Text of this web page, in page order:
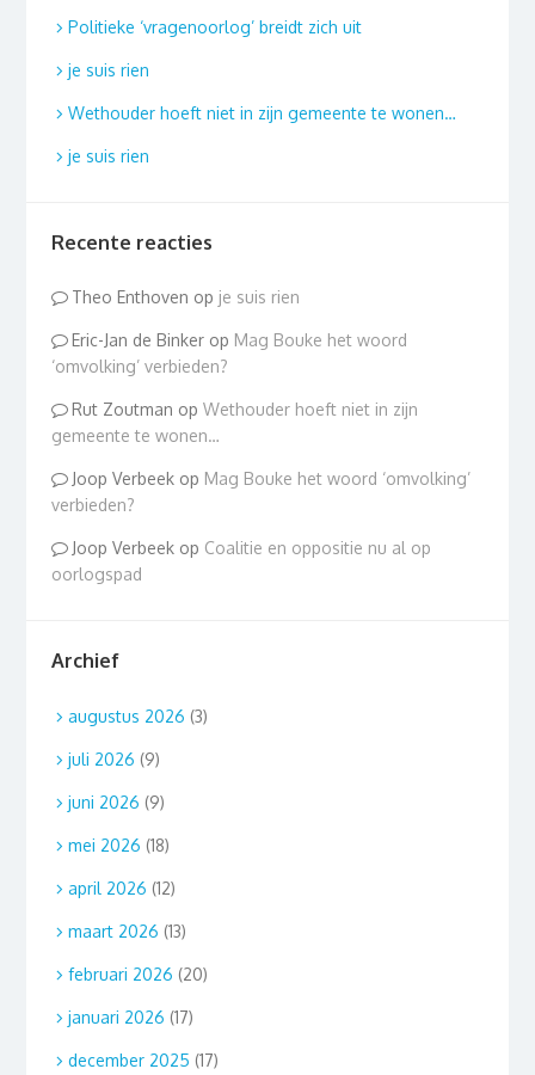
Politieke ‘vragenoorlog’ breidt zich uit
je suis rien
Wethouder hoeft niet in zijn gemeente te wonen…
je suis rien
Recente reacties
Theo Enthoven op je suis rien
Eric-Jan de Binker op Mag Bouke het woord
‘omvolking’ verbieden?
Rut Zoutman opWethouder hoeft niet in zijn
gemeente te wonen…
Joop Verbeek op Mag Bouke het woord ‘omvolking’
verbieden?
Joop Verbeek op Coalitie en oppositie nu al op
oorlogspad
Archief
augustus 2026 (3)
juli 2026 (9)
juni 2026 (9)
mei 2026 (18)
april 2026 (12)
maart 2026 (13)
februari 2026 (20)
januari 2026 (17)
december 2025 (17)